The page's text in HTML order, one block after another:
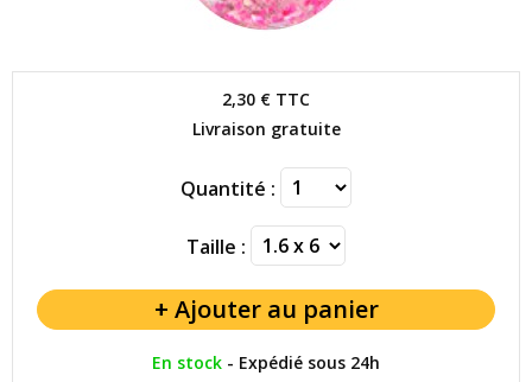
2,30 € TTC
Livraison gratuite
Quantité :
Taille :
En stock - Expédié sous 24h